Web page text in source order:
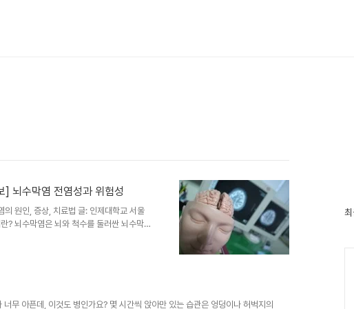
] 뇌수막염 전염성과 위험성
원인, 증상, 치료법 글: 인제대학교 서울
? 뇌수막염은 뇌와 척수를 둘러싼 뇌수막에
키는 질환입니다. 원인에 따라 바이러스
무 아픈데, 이것도 병인가요? 몇 시간씩 앉아만 있는 습관은 엉덩이나 허벅지의